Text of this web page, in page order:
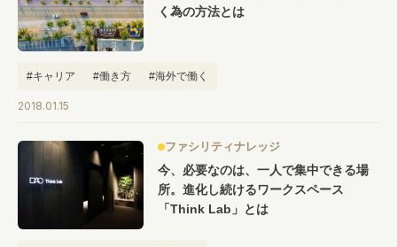
く為の方法とは
#キャリア #働き方 #海外で働く
2018.01.15
ファシリティナレッジ
今、必要なのは、一人で集中できる場
所。進化し続けるワークスペース
「Think Lab」とは